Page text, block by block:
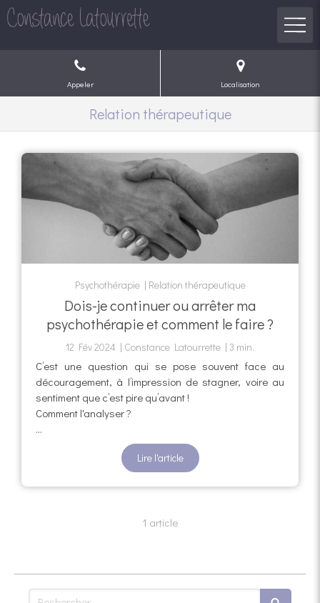
Appeler Localisation
Relation thérapeutique
Psychothérapie Relation thérapeutique
Dois-je continuer ou arrêter ma
psychothérapie et comment le faire ?
12 Fév 2024 Constance Latourrette 3 min.
C’est une question qui se pose souvent face au
découragement, à l’impression de stagner, voire au
sentiment que c’est pire qu’avant !
Comment l'analyser ?
...
Lire l'article
1 article
Rechercher